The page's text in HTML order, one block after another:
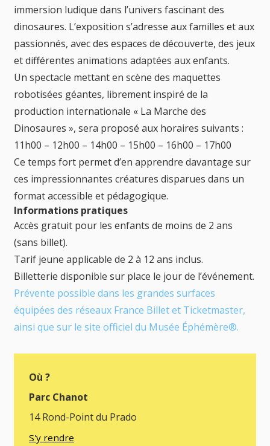
immersion ludique dans l’univers fascinant des
dinosaures. L’exposition s’adresse aux familles et aux
passionnés, avec des espaces de découverte, des jeux
et différentes animations adaptées aux enfants.
Un spectacle mettant en scène des maquettes
robotisées géantes, librement inspiré de la
production internationale « La Marche des
Dinosaures », sera proposé aux horaires suivants :
11h00 – 12h00 – 14h00 – 15h00 – 16h00 – 17h00
Ce temps fort permet d’en apprendre davantage sur
ces impressionnantes créatures disparues dans un
format accessible et pédagogique.
Informations pratiques
Accès gratuit pour les enfants de moins de 2 ans
(sans billet).
Tarif jeune applicable de 2 à 12 ans inclus.
Billetterie disponible sur place le jour de l’événement.
Prévente possible dans les grandes surfaces
équipées des réseaux France Billet et Ticketmaster,
ainsi que sur le site officiel du Musée Éphémère®.
Où ?
Parc Chanot
14 Rond-Point du Prado
S'y rendre